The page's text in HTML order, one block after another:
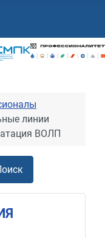
линии
ВОЛП